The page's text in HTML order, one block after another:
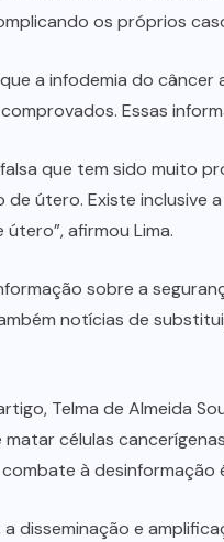
os próprios
a infodemia do
Essas
que tem sido muito
útero. Existe inclusive
afirmou Lima.
sobre a
notícias de
Telma de Almeida
células
à desinformação
disseminação e